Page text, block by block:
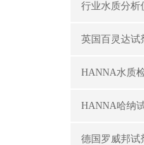
行业水质分析
英国百灵达试
HANNA水质
HANNA哈纳